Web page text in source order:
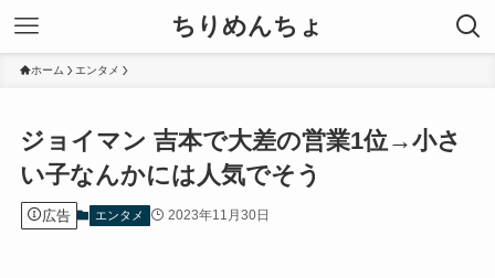
ちりめんちょ
ホーム エンタメ
ジョイマン 吉本で大差の営業1位→小さ
い子なんかには人気でそう
広告 エンタメ 2023年11月30日